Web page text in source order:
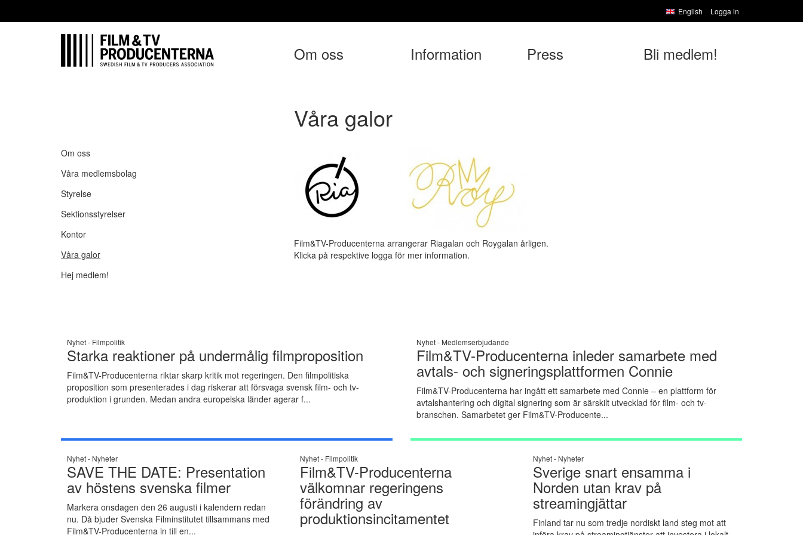
English Logga in
Om oss Information Press Bli medlem!
Våra galor
Om oss
Våra medlemsbolag
Styrelse
Sektionsstyrelser
Kontor
Våra galor
Hej medlem!
Film&TV-Producenterna arrangerar Riagalan och Roygalan årligen.
Klicka på respektive logga för mer information.
Nyhet - Filmpolitik
Starka reaktioner på undermålig filmproposition
Film&TV-Producenterna riktar skarp kritik mot regeringen. Den filmpolitiska
proposition som presenterades i dag riskerar att försvaga svensk film- och tv-
produktion i grunden. Medan andra europeiska länder agerar f...
Nyhet - Medlemserbjudande
Film&TV-Producenterna inleder samarbete med
avtals- och signeringsplattformen Connie
Film&TV-Producenterna har ingått ett samarbete med Connie – en plattform för
avtalshantering och digital signering som är särskilt utvecklad för film- och tv-
branschen. Samarbetet ger Film&TV-Producente...
Nyhet - Nyheter
SAVE THE DATE: Presentation
av höstens svenska filmer
Markera onsdagen den 26 augusti i kalendern redan
nu. Då bjuder Svenska Filminstitutet tillsammans med
Film&TV-Producenterna in till en...
Nyhet - Filmpolitik
Film&TV-Producenterna
välkomnar regeringens
förändring av
produktionsincitamentet
Nyhet - Nyheter
Sverige snart ensamma i
Norden utan krav på
streamingjättar
Finland tar nu som tredje nordiskt land steg mot att